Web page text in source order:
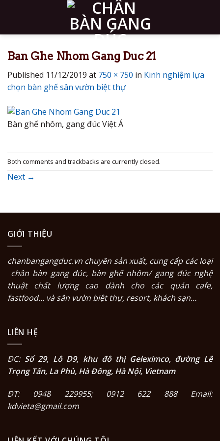
Ban Ghe Nhom Gang Duc 21
Published 11/12/2019 at 750 × 750 in Kinh nghiệm lựa
chọn bàn ghế sân vườn biệt thự
Bàn ghế nhôm, gang đúc Việt Á
Both comments and trackbacks are currently closed.
Next →
GIỚI THIỆU
chanbangangduc.vn chuyên sản xuất, cung cấp các loại
chân bàn gang đúc, bàn ghế nhôm/ gang đúc nghệ
thuậtchất lượng cao dành cho các quán cafe,
fastfood… và sân vườn biệt thự, resort, khách sạn…
LIÊN HỆ
ĐC: Số 29, Lô D9, khu đô thị Geleximco, đường Lê
Trọng Tấn, La Phù, Hà Đông, Hà Nội, Vietnam
ĐT: 0948 229955; 0912 622 888 Email:
kdvieta@gmail.com